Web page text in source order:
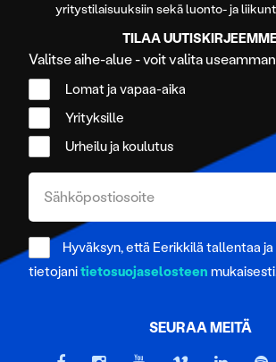
yritystilaisuuksiin sekä luonto- ja
TILAA
Valitse aihe-alue - voit valita
Lomat ja vapaa-aika
Yrityksille
Urheilu ja koulutus
Hyväksyn, että Eerikkilä tallentaa
tietojanitietosuojaselosteen
SEURAA MEITÄ